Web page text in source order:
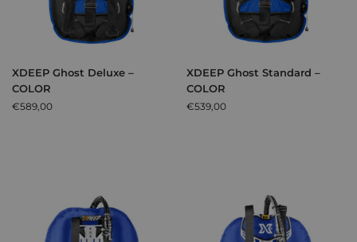
XDEEP Ghost Deluxe –
COLOR
€589,00
XDEEP Ghost Standard –
COLOR
€539,00